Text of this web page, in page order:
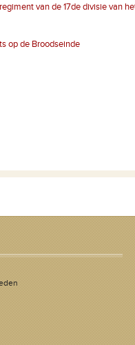
van de 17de divisie van
op de Broodseinde